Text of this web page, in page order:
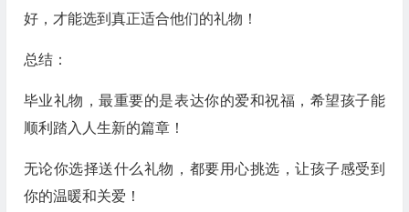
好，才能选到真正适合他们的礼物！
总结：
毕业礼物，最重要的是表达你的爱和祝福，希望孩子能
顺利踏入人生新的篇章！
无论你选择送什么礼物，都要用心挑选，让孩子感受到
你的温暖和关爱！